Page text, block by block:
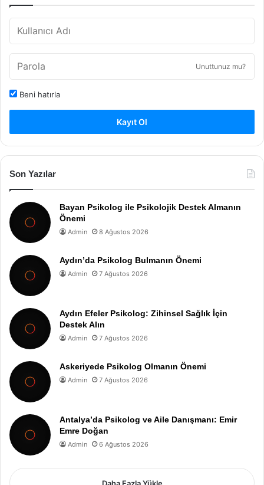
Unuttunuz mu?
Beni hatırla
Kayıt Ol
Son Yazılar
Bayan Psikolog ile Psikolojik Destek Almanın
Önemi
Admin 8 Ağustos 2026
Aydın’da Psikolog Bulmanın Önemi
Admin 7 Ağustos 2026
Aydın Efeler Psikolog: Zihinsel Sağlık İçin
Destek Alın
Admin 7 Ağustos 2026
Askeriyede Psikolog Olmanın Önemi
Admin 7 Ağustos 2026
Antalya’da Psikolog ve Aile Danışmanı: Emir
Emre Doğan
Admin 6 Ağustos 2026